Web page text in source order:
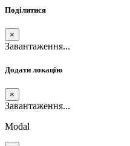
Поділитися
×
Завантаження...
Додати локацію
×
Завантаження...
Modal